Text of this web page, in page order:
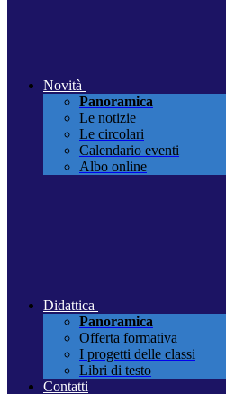
Novità
Panoramica
Le notizie
Le circolari
Calendario eventi
Albo online
Didattica
Panoramica
Offerta formativa
I progetti delle classi
Libri di testo
Contatti